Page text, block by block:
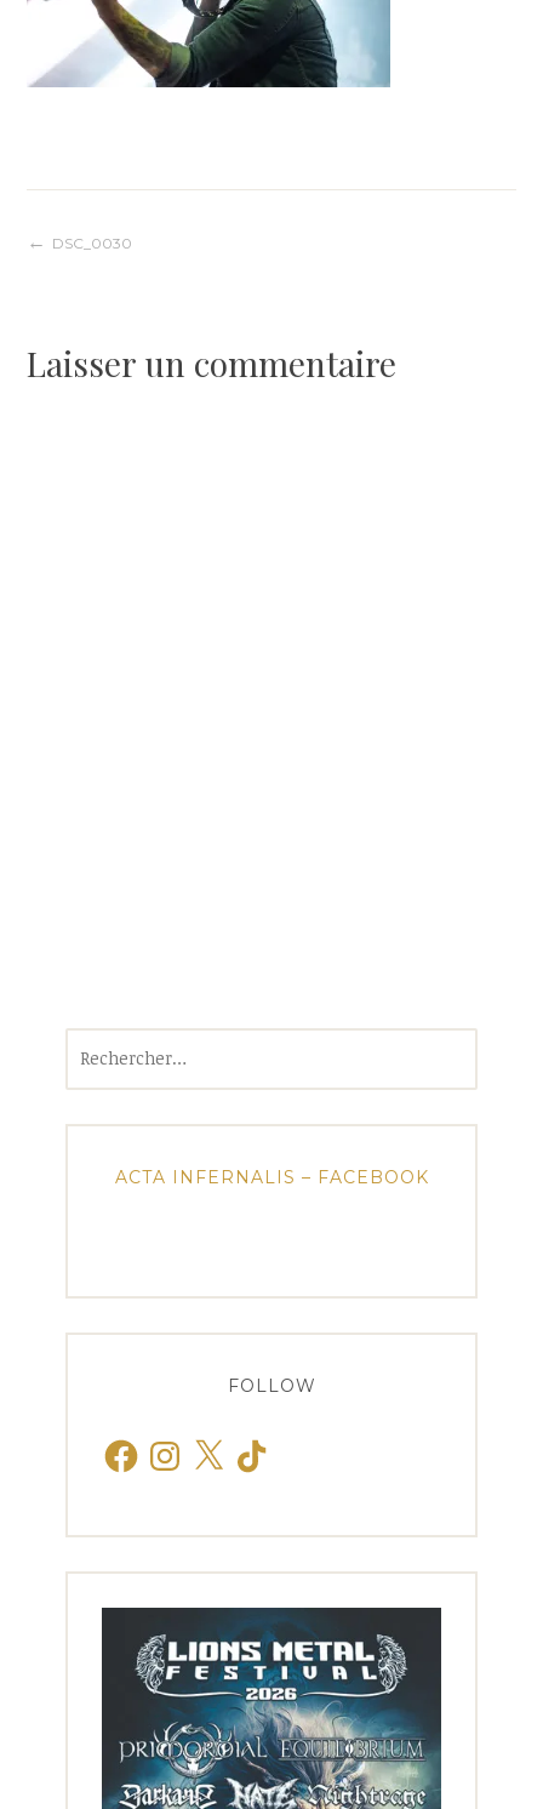
Navigation
l’article
DSC_0030
Laisser un commentaire
ACTA INFERNALIS – FACEBOOK
FOLLOW
FacebookInstagram
X TikTok